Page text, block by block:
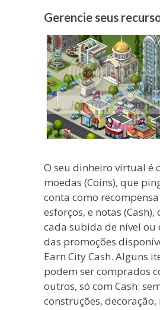
Gerencie seus
O seu dinheiro virtual é
moedas (Coins), que
conta como
esforços, e notas (Cash),
cada subida de nível ou
das promoções
Earn City Cash. Alguns
podem ser comprados
outros, só com Cash:
construções,